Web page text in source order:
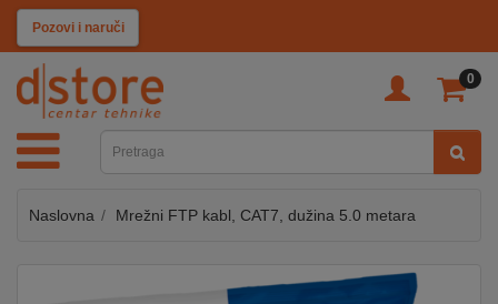
Klikni i pozovi
0
KATEGORIJE
TV
SAT
MOBILNI
Naslovna Mrežni FTP kabl, CAT7, dužina 5.0 metara